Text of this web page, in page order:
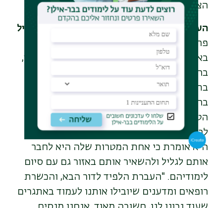
הצרכים הבריאותיים של קהילת הצפון".
העברת הלפיד לדור הבא וחיבור סטודנטים לגליל
פרופ' אבני החלה את הקריירה האקדמית
באוניברסיטה העברית ובאוניברסיטת הרווארד,
בה חקרה מנגנונים של קבלת החלטות ובקרה
בתאים במערכת החיסון. כששבה לארץ עמדה
בראש קבוצת מחקר בפקולטה לרפואה של
הטכניון. בהמשך, נמנתה עם מייסדי הפקולטה
לרפואה בגליל של אוניברסיטת בר-אילן, והיום
היא אומרת כי אחת המטרות שלה היא לחבר
אותם לגליל ולהשאיר אותם באזור גם עם סיום
לימודיהם. "העברת הלפיד לדור הבא, והכשרת
רופאים ומדענים שיובילו אותנו לעמוד באתגרים